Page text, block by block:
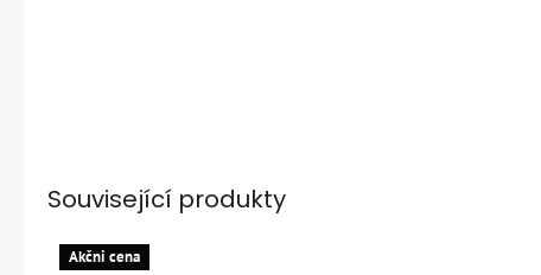
Související produkty
Akčni cena